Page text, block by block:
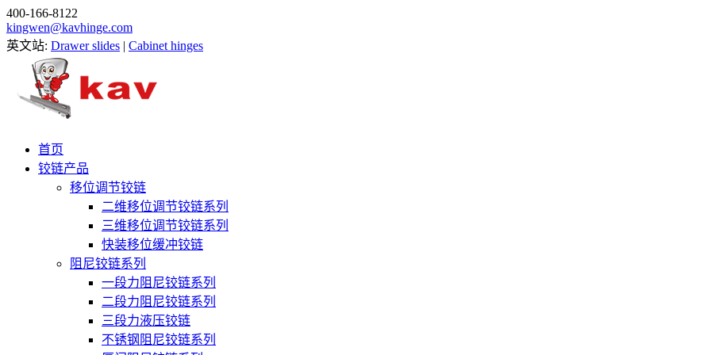
400-166-8122
kingwen@kavhinge.com
英文站: Drawer slides | Cabinet hinges
首页
铰链产品
移位调节铰链
二维移位调节铰链系列
三维移位调节铰链系列
快装移位缓冲铰链
阻尼铰链系列
一段力阻尼铰链系列
二段力阻尼铰链系列
三段力液压铰链
不锈钢阻尼铰链系列